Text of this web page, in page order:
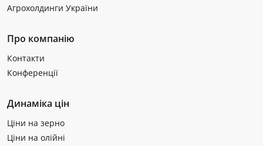
Агрохолдинги України
Про компанію
Контакти
Конференції
Динаміка цін
Ціни на зерно
Ціни на олійні